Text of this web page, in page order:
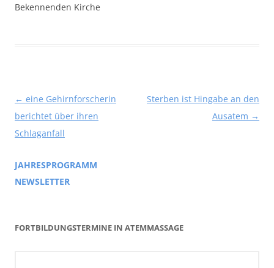
Bekennenden Kirche
Beitragsnavigation
← eine Gehirnforscherin
berichtet über ihren
Schlaganfall
Sterben ist Hingabe an den
Ausatem →
JAHRESPROGRAMM
NEWSLETTER
FORTBILDUNGSTERMINE IN ATEMMASSAGE